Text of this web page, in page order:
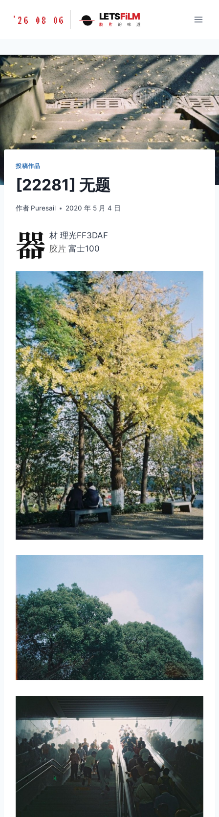
胶
味
道
LETSFILM
'26 08 06 LETSFiLM
胶 片 的 味 道
投稿作品
[22281] 无题
作者 Puresail 2020 年 5 月 4 日
器 材 理光FF3DAF
胶片 富士100